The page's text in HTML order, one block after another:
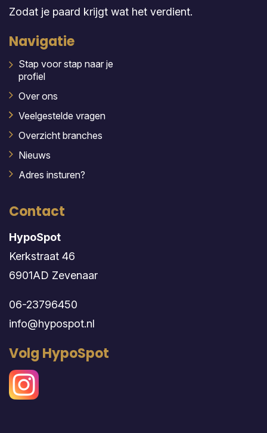
Zodat je paard krijgt wat het verdient.
Navigatie
Stap voor stap naar je
profiel
Over ons
Veelgestelde vragen
Overzicht branches
Nieuws
Adres insturen?
Contact
HypoSpot
Kerkstraat 46
6901AD Zevenaar
06-23796450
info@hypospot.nl
Volg HypoSpot